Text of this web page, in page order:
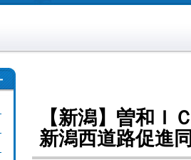
【新潟】曽和Ｉ
新潟西道路促進